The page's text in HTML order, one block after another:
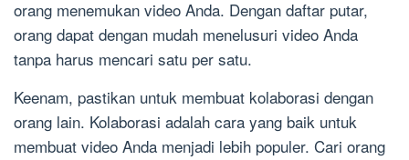
orang menemukan video Anda. Dengan daftar putar,
orang dapat dengan mudah menelusuri video Anda
tanpa harus mencari satu per satu.
Keenam, pastikan untuk membuat kolaborasi dengan
orang lain. Kolaborasi adalah cara yang baik untuk
membuat video Anda menjadi lebih populer. Cari orang